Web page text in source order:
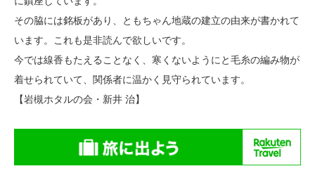
その脇には銘板があり、ともちゃん地蔵の建立の由来が書かれて
います。これも是非読んで欲しいです。
今では線香もたえることなく、寒くないようにと毛糸の編み物が
着せられていて、関係者に温かく見守られています。
【岩槻ホタルの会・新井 治】